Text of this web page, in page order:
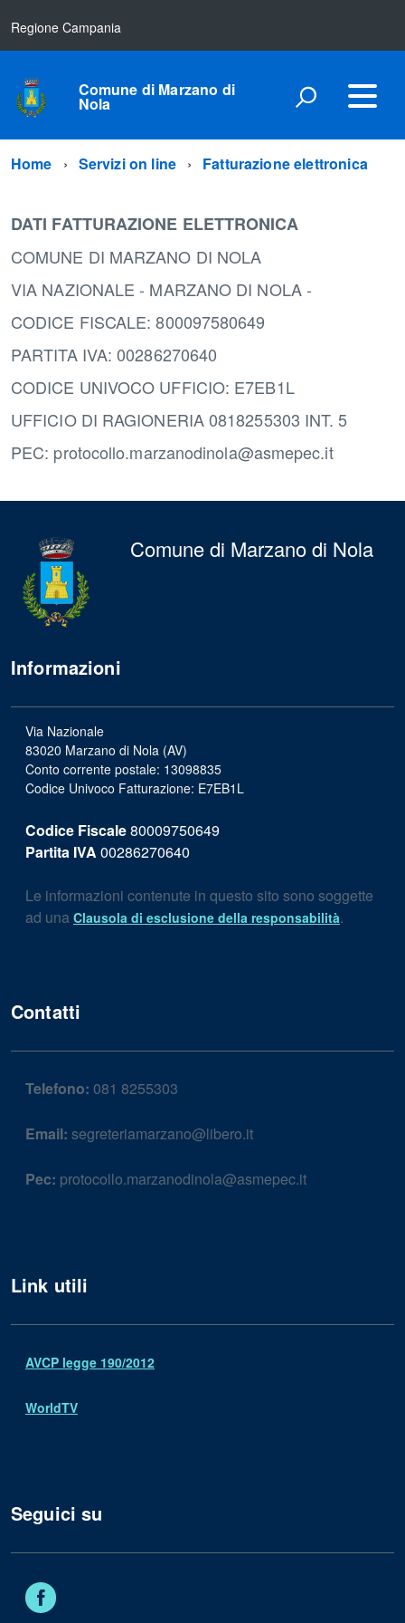
Regione Campania
Comune di Marzano di
Nola
Home Servizi on line Fatturazione elettronica
DATI FATTURAZIONE ELETTRONICA
COMUNE DI MARZANO DI NOLA
VIA NAZIONALE - MARZANO DI NOLA -
CODICE FISCALE: 800097580649
PARTITA IVA: 00286270640
CODICE UNIVOCO UFFICIO: E7EB1L
UFFICIO DI RAGIONERIA 0818255303 INT. 5
PEC: protocollo.marzanodinola@asmepec.it
Comune di Marzano di Nola
Informazioni
Via Nazionale
83020 Marzano di Nola (AV)
Conto corrente postale: 13098835
Codice Univoco Fatturazione: E7EB1L
Codice Fiscale80009750649
Partita IVA 00286270640
Le informazioni contenute in questo sito sono soggette
ad una Clausola di esclusione della responsabilità.
Contatti
Telefono: 081 8255303
Email: segreteriamarzano@libero.it
Pec: protocollo.marzanodinola@asmepec.it
Link utili
AVCP legge 190/2012
WorldTV
Seguici su